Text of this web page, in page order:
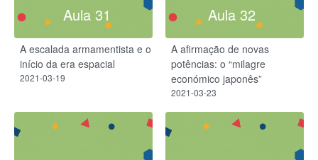
Aula 31
A escalada armamentista e o
início da era espacial
2021-03-19
Aula 32
A afirmação de novas
potências: o “milagre
económico japonês”
2021-03-23